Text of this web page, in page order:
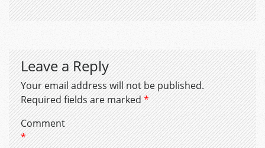
Leave a Reply
Your email address will not be published.
Required fields are marked*
Comment
*